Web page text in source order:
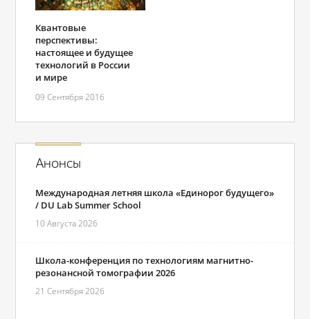
Квантовые
перспективы:
настоящее и будущее
технологий в России
и мире
09 Сентября 2016
Анонсы
Международная летняя школа «Единорог будущего»
/ DU Lab Summer School
10 Августа 2026
Школа-конференция по технологиям магнитно-
резонансной томографии 2026
21 Сентября 2026